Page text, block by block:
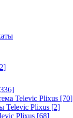
Televic Plixus [70]
Televic Plixus [2]
Plixus [68]